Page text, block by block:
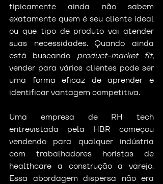
tipicamente ainda não sabem
exatamente quem é seu cliente ideal
ou que tipo de produto vai atender
suas necessidades. Quando ainda
está buscando product-market fit,
vender para vários clientes pode ser
uma forma eficaz de aprender e
identificar vantagem competitiva.
Uma empresa de RH tech
entrevistada pela HBR começou
vendendo para qualquer indústria
com trabalhadores horistas de
healthcare a construção a varejo.
Essa abordagem dispersa não era